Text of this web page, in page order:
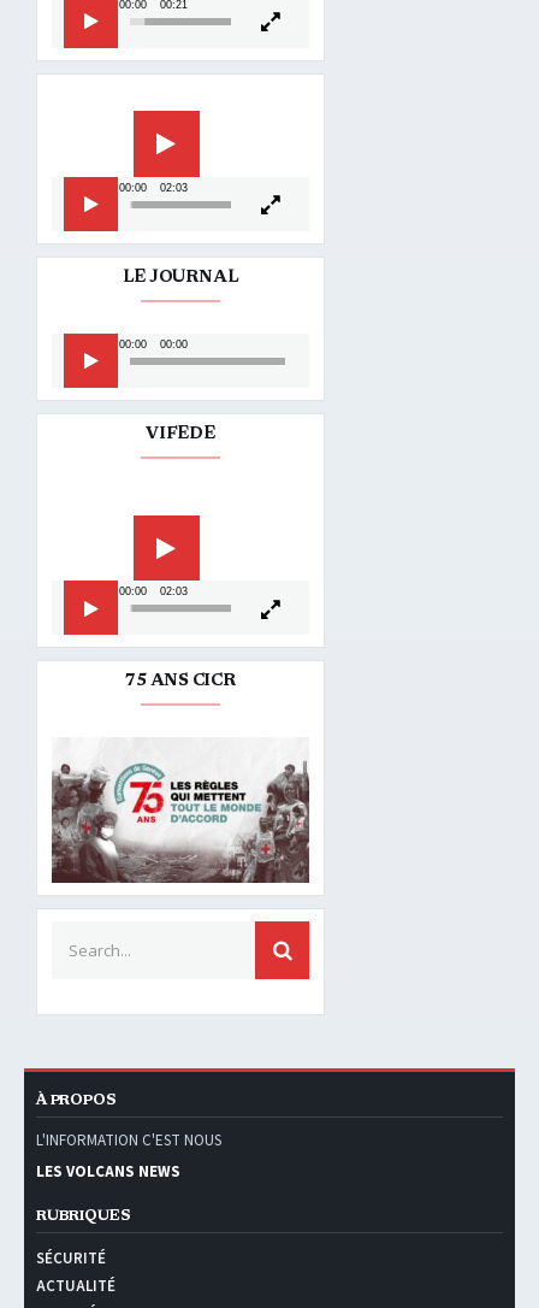
00:00 00:21
00:00 02:03
LE JOURNAL
audio
00:00 00:00
VIFEDE
00:00 02:03
75 ANS CICR
À PROPOS
L'INFORMATION C'EST NOUS
LES VOLCANS NEWS
RUBRIQUES
SÉCURITÉ
ACTUALITÉ